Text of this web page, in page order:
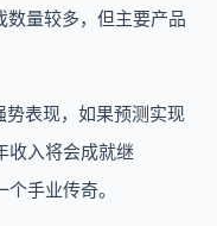
数量较多，但主要产品
表现，如果预测实现
收入将会成就继
手业传奇。